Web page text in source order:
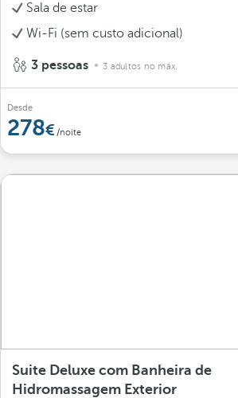
Sala de estar
Wi-Fi (sem custo adicional)
3 pessoas 3 adultos no máx.
Desde
278 /noite
Suite Deluxe com Banheira de
Hidromassagem Exterior